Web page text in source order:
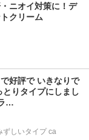
ニオイ対策に！デ
クリーム
好評で いきなりで
りタイプにしまし
…
ずしいタイプ ca